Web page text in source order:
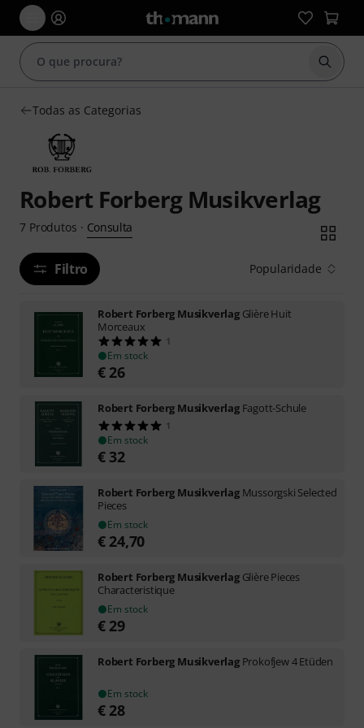
Iniciar
Todas as Categorias
Robert Forberg Musikverlag
7 Produtos · Consulta
Filtro Popularidade
Robert Forberg Musikverlag Glière Huit
Morceaux
1
Em stock
€ 26
Robert Forberg Musikverlag Fagott-Schule
1
Em stock
€ 32
Robert Forberg Musikverlag Mussorgski Selected
Pieces
Em stock
€ 24,70
Robert Forberg Musikverlag Glière Pieces
Characteristique
Em stock
€ 29
Robert Forberg Musikverlag Prokofjew 4 Etüden
Em stock
€ 28